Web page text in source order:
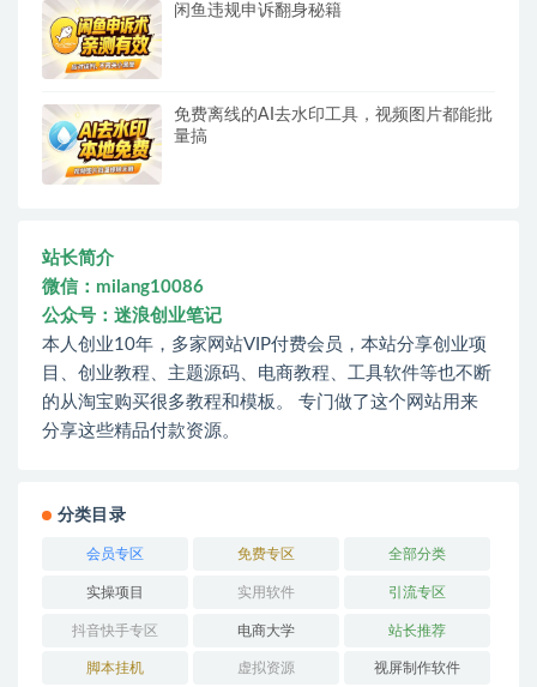
闲鱼违规申诉翻身秘籍
免费离线的AI去水印工具，视频图片都能批
量搞
站长简介
微信：milang10086
公众号：迷浪创业笔记
本人创业10年，多家网站VIP付费会员，本站分享创业项
目、创业教程、主题源码、电商教程、工具软件等也不断
的从淘宝购买很多教程和模板。 专门做了这个网站用来
分享这些精品付款资源。
分类目录
会员专区 免费专区 全部分类
实操项目 实用软件 引流专区
抖音快手专区 电商大学 站长推荐
脚本挂机 虚拟资源 视屏制作软件